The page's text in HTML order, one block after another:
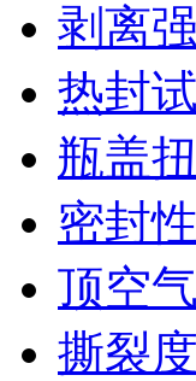
剥离
热封
瓶盖
密封
顶空
撕裂